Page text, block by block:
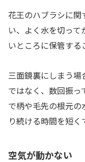
花王のハブラシに
い、よく水を切っ
いところに保管する
三面鏡裏にしまう
ではなく、数回振っ
で柄や毛先の根元の
り続ける時間を短く
空気が動かない